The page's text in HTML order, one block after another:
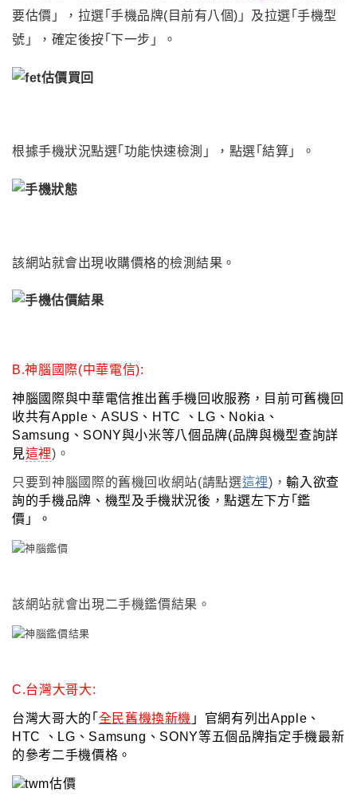
要估價」
，拉選｢手機品牌(目前有八個)」及拉選｢手機型
號」
，確定後按｢下一步」 。
根據手機狀況點選｢ 功能快速檢測 」 ，點選｢結算 」 。
該網站就會出現收購價格的檢測結果 。
B.神腦國際(中華電信):
神腦國際與中華電信推出舊手機回收服務 ， 目前可舊機回
收共有Apple、ASUS、HTC 、LG、Nokia、
Samsung、SONY與小米等八個品牌(品牌與機型查詢詳
見這裡) 。
只要到神腦國際的舊機回收網站(請點選這裡) ，輸入欲查
詢的手機品牌 、機型及手機狀況後 ，點選左下方 ｢鑑
價」。
該網站就會出現二手機鑑價結果 。
C.台灣大哥大:
台灣大哥大的 ｢ 全民舊機換新機 」 官網有列出Apple、
HTC 、LG 、 Samsung、SONY等五個品牌指定手機最新
的參考二手機價格 。